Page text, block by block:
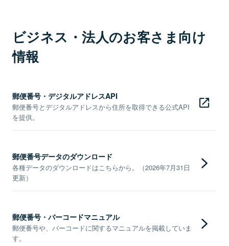
ビジネス・法人のお客さま向け
情報
郵便番号・デジタルアドレスAPI
郵便番号とデジタルアドレスから住所を取得できる公式API
を提供。
郵便番号データのダウンロード
各種データのダウンロードはこちらから。（2026年7月31日
更新）
郵便番号・バーコードマニュアル
郵便番号や、バーコードに関するマニュアルを掲載していま
す。